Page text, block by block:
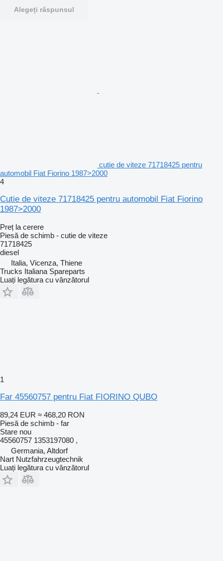
Alegeți răspunsul
cutie de viteze 71718425 pentru
automobil Fiat Fiorino 1987>2000
4
Cutie de viteze 71718425 pentru automobil Fiat Fiorino
1987>2000
Preț la cerere
Piesă de schimb - cutie de viteze
71718425
diesel
Italia, Vicenza, Thiene
Trucks Italiana Spareparts
Luați legătura cu vânzătorul
1
Far 45560757 pentru Fiat FIORINO QUBO
89,24 EUR ≈ 468,20 RON
Piesă de schimb - far
Stare nou
45560757 1353197080 ,
Germania, Altdorf
Nart Nutzfahrzeugtechnik
Luați legătura cu vânzătorul